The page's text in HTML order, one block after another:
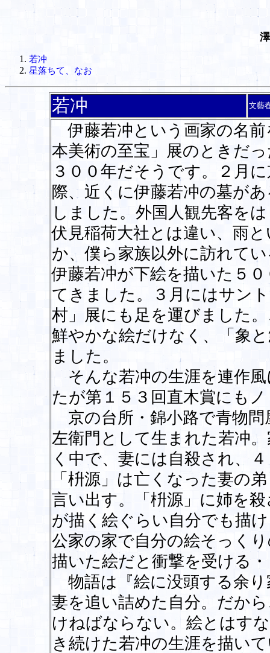
若冲
星落ちて、なお
若冲 文藝
伊藤若冲という画家の名
本美術の至宝」展のときだ
３００年だそうです。２月
際、近くに伊藤若冲の墓が
しました。外国人観先客を
伏見稲荷大社とは違い、雨
か、僕ら家族以外に訪れて
伊藤若冲が下絵を描いた５
てきました。３月にはサン
村」展にも足を運びました
鮮やかな絵だけなく、「象
ました。
そんな若冲の生涯を連作
たが第１５３回直木賞にも
京の台所・錦小路で青物問
左衛門として生まれた若冲
く中で、妻には自殺され、
「枡源」は亡くなった妻の
言い出す。「枡源」に姉を
が描く絵ぐらい自分でも描
公家の家で自分の絵そっく
描いた絵だと衝撃を受ける
物語は『絵に没頭する余り
妻を追い詰めた自分。だか
けねばならない。絵とはす
き続けた若冲の生涯を描い